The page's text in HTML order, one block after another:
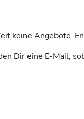
keine Angebote.
Dir eine E-Mail,